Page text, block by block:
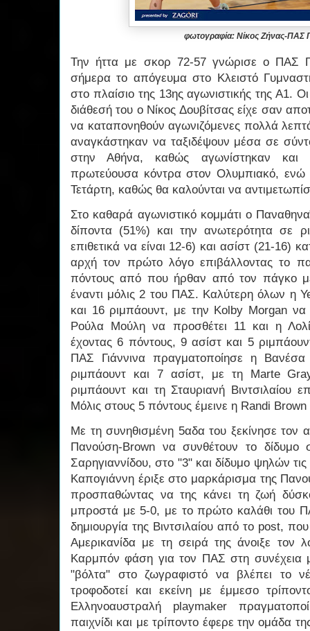
φωτογραφία: Νίκος Ζήνας-ΠΑΣ
Την ήττα με σκορ 72-57 γνώρισε ο ΠΑΣ
σήμερα το απόγευμα στο Κλειστό
στο πλαίσιο της 13ης αγωνιστικής της Α1.
διάθεσή του ο Νίκος Δουβίτσας είχε σαν
να καταπονηθούν αγωνιζόμενες πολλά
αναγκάστηκαν να ταξιδέψουν μέσα σε
στην Αθήνα, καθώς αγωνίστηκαν και
πρωτεύουσα κόντρα στον Ολυμπιακό, ενώ
Τετάρτη, καθώς θα καλούνται να
Στο καθαρά αγωνιστικό κομμάτι ο
δίποντα (51%) και την ανωτερότητα σε
επιθετικά να είναι 12-6) και ασίστ (21-16)
αρχή τον πρώτο λόγο επιβάλλοντας το
πόντους από που ήρθαν από τον πάγκο
έναντι μόλις 2 του ΠΑΣ. Καλύτερη όλων η
και 16 ριμπάουντ, με την Kolby Morgan
Ρούλα Μούλη να προσθέτει 11 και η
έχοντας 6 πόντους, 9 ασίστ και 5
ΠΑΣ Γιάννινα πραγματοποίησε η
ριμπάουντ και 7 ασίστ, με τη Marte
ριμπάουντ και τη Σταυριανή Βιντσιλαίου
Μόλις στους 5 πόντους έμεινε η Randi
Με τη συνηθισμένη 5αδα του ξεκίνησε τον
Πανούση-Brown να συνθέτουν το
Σαρηγιαννίδου, στο "3" και δίδυμο ψηλών
Καπογιάννη έριξε στο μαρκάρισμα της
προσπαθώντας να της κάνει τη ζωή
μπροστά με 5-0, με το πρώτο καλάθι του
δημιουργία της Βιντσιλαίου από το post,
Αμερικανίδα με τη σειρά της άνοιξε τον
Καρμπόν φάση για τον ΠΑΣ στη συνέχεια
"βόλτα" στο ζωγραφιστό να βλέπει το
τροφοδοτεί και εκείνη με έμμεσο
Ελληνοαυστραλή playmaker
παιχνίδι και με τρίποντο έφερε την ομάδα